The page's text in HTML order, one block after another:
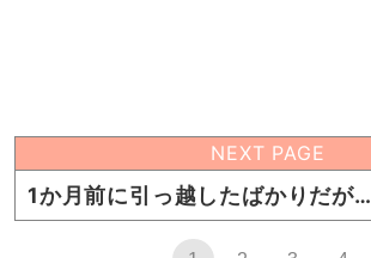
NEXT PAGE
1か月前に引っ越したばかりだが…